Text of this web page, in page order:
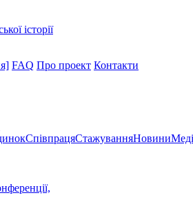
історії
FAQ Про проект Контакти
СпівпрацяСтажуванняНовини